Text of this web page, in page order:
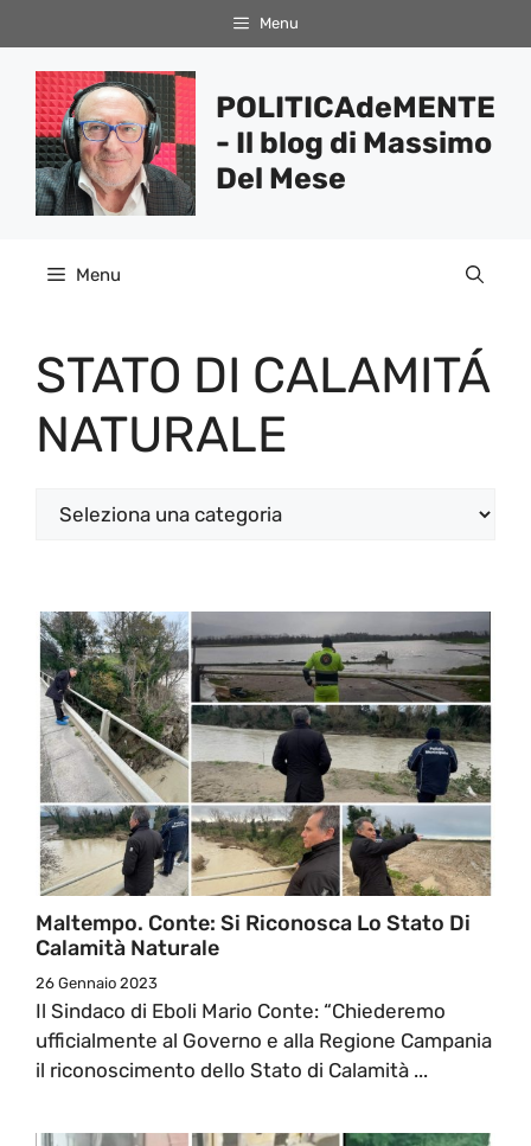
al
contenuto
Menu
POLITICAdeMENTE
- Il blog di Massimo
Del Mese
Menu
STATO DI CALAMITÁ
NATURALE
Categorie
Maltempo. Conte: Si Riconosca Lo Stato Di
Calamità Naturale
26 Gennaio 2023
Il Sindaco di Eboli Mario Conte: “Chiederemo
ufficialmente al Governo e alla Regione Campania
il riconoscimento dello Stato di Calamità ...